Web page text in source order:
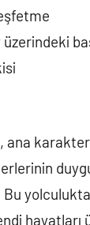
ana
Bu
hayatları